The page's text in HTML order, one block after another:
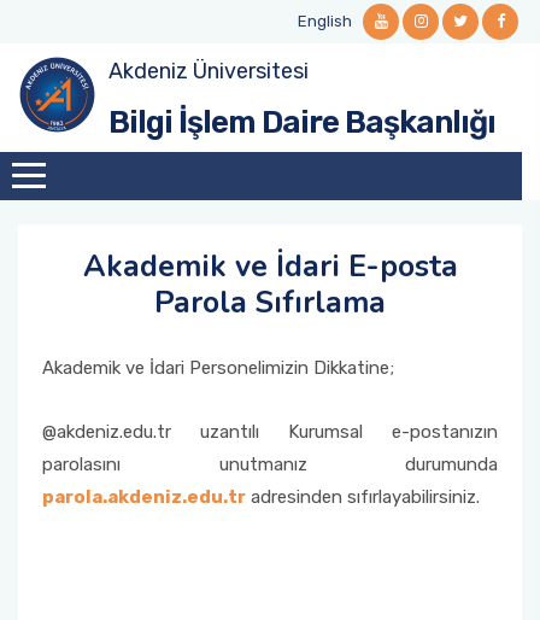
English
Akdeniz Üniversitesi
Bilgi İşlem Daire Başkanlığı
Akademik ve İdari E-posta
Parola Sıfırlama
Akademik ve İdari Personelimizin Dikkatine;
@akdeniz.edu.tr uzantılı Kurumsal e-postanızın
parolasını unutmanız durumunda
parola.akdeniz.edu.tr adresinden sıfırlayabilirsiniz.
Misyon ve Vizyon
Kalite Komisyonu
Görev Tanımları
Öğrenci E-posta
Personel E-posta
Ağ ve Sistem Hizmetleri
Office 365
SSL-VPN (Kütüphane Veritabanı Erişimi)
Teknik Servis Hizmetleri
Bilgi Güvenliği
BGYS Politikası